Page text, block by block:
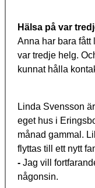
Hälsa på var
Anna har bara fått
var tredje helg.
kunnat hålla
Linda Svensson
eget hus i
månad gammal.
flyttas till ett nytt
- Jag vill
någonsin.